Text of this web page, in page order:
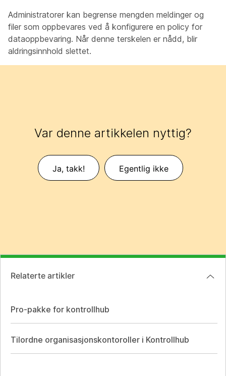
Administratorer kan begrense mengden meldinger og
filer som oppbevares ved å konfigurere en policy for
dataoppbevaring. Når denne terskelen er nådd, blir
aldringsinnhold slettet.
Var denne artikkelen nyttig?
Ja, takk! Egentlig ikke
Relaterte artikler
Pro-pakke for kontrollhub
Tilordne organisasjonskontoroller i Kontrollhub